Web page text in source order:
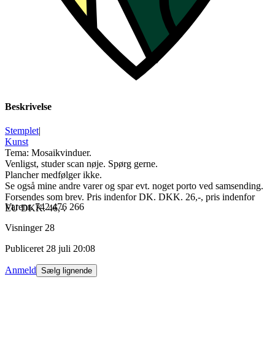
Beskrivelse
Stemplet|
Kunst
Tema: Mosaikvinduer.
Venligst, studer scan nøje. Spørg gerne.
Plancher medfølger ikke.
Se også mine andre varer og spar evt. noget porto ved samsending.
Forsendes som brev. Pris indenfor DK. DKK. 26,-, pris indenfor
EU DKK. 46,-.
Varenr. 742 476 266
Visninger 28
Publiceret 28 juli 20:08
Anmeld Sælg lignende